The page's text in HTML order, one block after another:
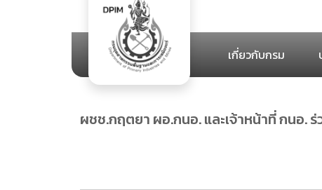
เกี่ยวกับกรม
ผชช.กฤตยา ผอ.กนอ. และเจ้าหน้าที่ กนอ.